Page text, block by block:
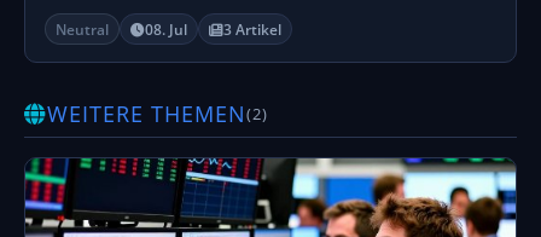
Neutral 08. Jul 3 Artikel
WEITERE THEMEN(2)